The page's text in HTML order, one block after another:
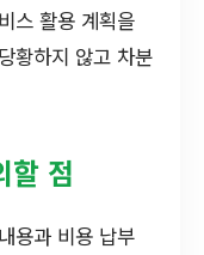
스 활용 계획을
황하지 않고 차분
할 점
용과 비용 납부